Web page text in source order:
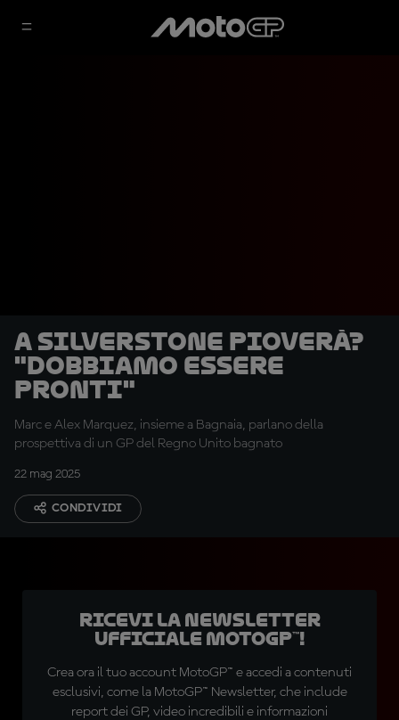
A Silverstone pioverà?
"Dobbiamo essere
pronti"
Marc e Alex Marquez, insieme a Bagnaia, parlano della
prospettiva di un GP del Regno Unito bagnato
22 mag 2025
CONDIVIDI
Ricevi la newsletter
ufficiale MotoGP™!
Crea ora il tuo account MotoGP™ e accedi a contenuti
esclusivi, come la MotoGP™ Newsletter, che include
report dei GP, video incredibili e informazioni